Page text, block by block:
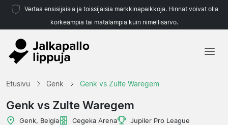
Vertaa ensisijaisia ja toissijaisia markkinapaikkoja. Hinnat voivat olla
korkeampia tai matalampia kuin nimellisarvo.
Liigat
Etusivu Genk Genk vs Zulte Waregem
Genk vs Zulte Waregem
Genk, Belgia Cegeka Arena
Jupiler Pro League